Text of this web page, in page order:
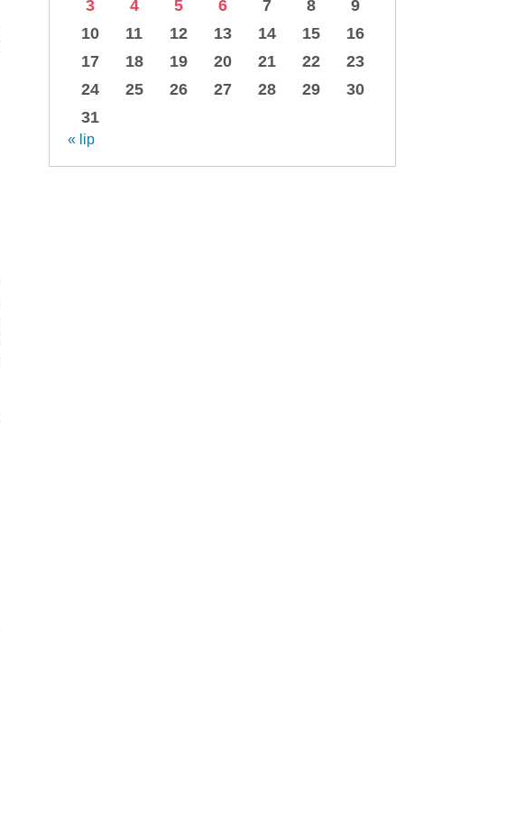
3
4 5 6 7 8
9
10
11 12 13 14 15
16
17
18 19 20 21 22
23
24
25 26 27 28 29
30
31
« lip